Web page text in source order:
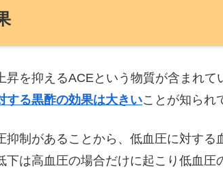
昇を抑えるACEという物質が含まれ
する黒酢の効果は大きいことが知られ
抑制があることから、低血圧に対す
下は高血圧の場合だけに起こり低血